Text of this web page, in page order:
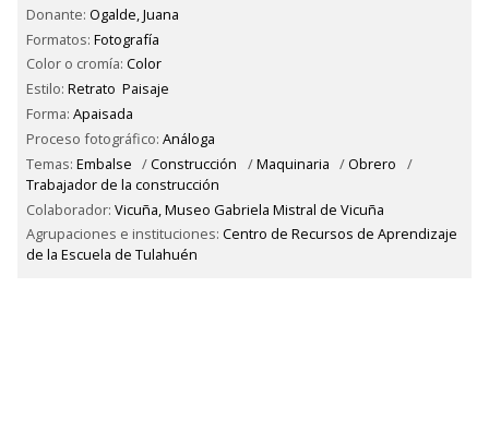
Donante: Ogalde, Juana
Formatos: Fotografía
Color o cromía: Color
Estilo: Retrato Paisaje
Forma: Apaisada
Proceso fotográfico: Análoga
Temas: Embalse /Construcción /Maquinaria /Obrero
/
Trabajador de la construcción
Colaborador: Vicuña, Museo Gabriela Mistral de Vicuña
Agrupaciones e instituciones: Centro de Recursos de Aprendizaje
de la Escuela de Tulahuén